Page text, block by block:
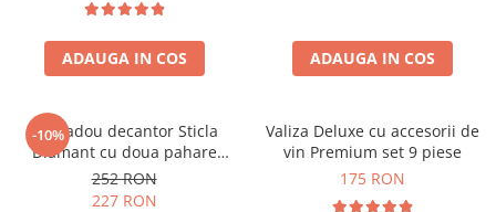
ADAUGA IN COS ADAUGA IN COS
-10%
Set cadou decantor Sticla
Diamant cu doua pahare
Deluxe
252 RON
227 RON
Valiza Deluxe cu accesorii de
vin Premium set 9 piese
175 RON